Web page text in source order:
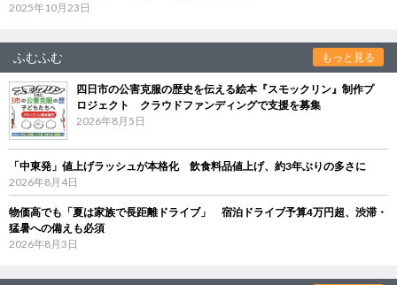
2025年10月23日
ふむふむ もっと見る
四日市の公害克服の歴史を伝える絵本『スモックリン』制作プ
ロジェクト クラウドファンディングで支援を募集
2026年8月5日
「中東発」値上げラッシュが本格化 飲食料品値上げ、約3年ぶりの多さに
2026年8月4日
物価高でも「夏は家族で長距離ドライブ」 宿泊ドライブ予算4万円超、渋滞・
猛暑への備えも必須
2026年8月3日